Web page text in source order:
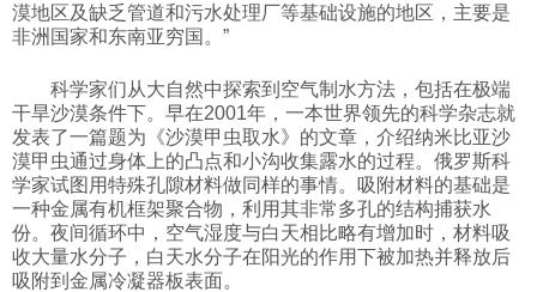
体育
旅游
视听
漠地区及缺乏管道和污水处理厂等基础设施的地区，主要是
非洲国家和东南亚穷国。”
科学家们从大自然中探索到空气制水方法，包括在极端
干旱沙漠条件下。早在2001年，一本世界领先的科学杂志就
发表了一篇题为《沙漠甲虫取水》的文章，介绍纳米比亚沙
漠甲虫通过身体上的凸点和小沟收集露水的过程。俄罗斯科
学家试图用特殊孔隙材料做同样的事情。吸附材料的基础是
一种金属有机框架聚合物，利用其非常多孔的结构捕获水
份。夜间循环中，空气湿度与白天相比略有增加时，材料吸
收大量水分子，白天水分子在阳光的作用下被加热并释放后
吸附到金属冷凝器板表面。